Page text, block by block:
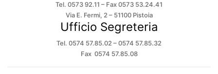
Tel. 0573 92.11 – Fax 0573 53.24.41
Via E. Fermi, 2 – 51100 Pistoia
Ufficio Segreteria
Tel. 0574 57.85.02 – 0574 57.85.32
Fax 0574 57.85.08